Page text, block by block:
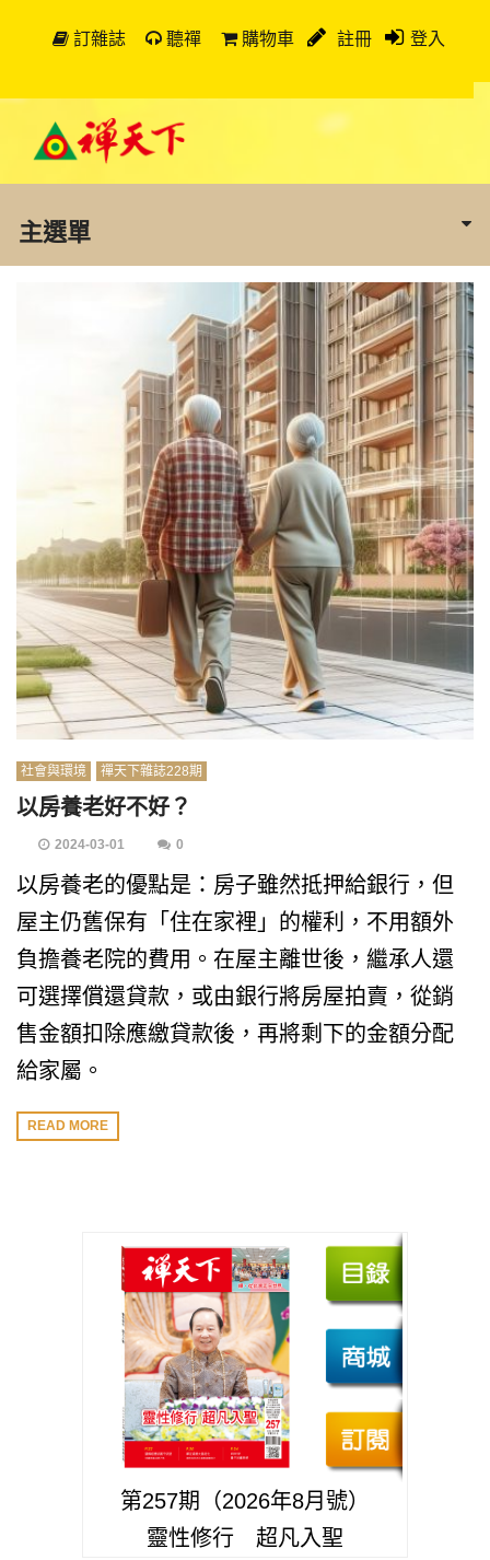
訂雜誌 聽禪 購物車 註冊 登入
主選單
社會與環境 禪天下雜誌228期
以房養老好不好？
2024-03-01 0
以房養老的優點是：房子雖然抵押給銀行，但
屋主仍舊保有「住在家裡」的權利，不用額外
負擔養老院的費用。在屋主離世後，繼承人還
可選擇償還貸款，或由銀行將房屋拍賣，從銷
售金額扣除應繳貸款後，再將剩下的金額分配
給家屬。
READ MORE
第257期（2026年8月號）
靈性修行 超凡入聖